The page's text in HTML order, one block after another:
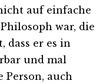
auf einfache
war, die
dass er es in
und mal
Person, auch